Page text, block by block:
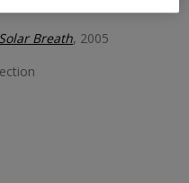
Solar Breath, 2005